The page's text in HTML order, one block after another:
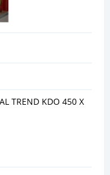
TREND KDO 450 X